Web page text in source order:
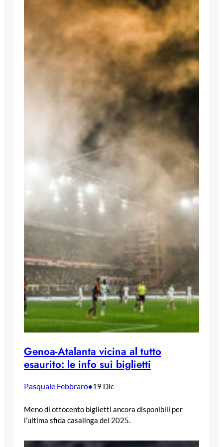
Genoa-Atalanta vicina al tutto
esaurito: le info sui biglietti
Pasquale Febbraro•19 Dic
Meno di ottocento biglietti ancora disponibili per
l’ultima sfida casalinga del 2025.